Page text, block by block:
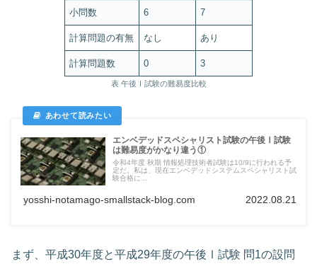
小問数 6 7
計算問題の有無 なし あり
計算問題数 0 3
表 午後Ⅰ試験の難易度比較
エンベデッドスペシャリスト試験の午後Ⅰ試験
は難易度がかなり違う①
令和4年度 秋期 情報処理技術者試験は10/9に行われる予
定だ。私は、現在エンベデッドシステムスペシャリスト試
験合格に...
yosshi-notamago-smallstack-blog.com 2022.08.21
まず、平成30年度と平成29年度の午後Ⅰ試験 問1の設問